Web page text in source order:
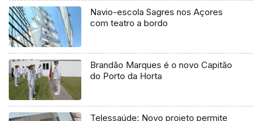
Navio-escola Sagres nos Açores
com teatro a bordo
Brandão Marques é o novo Capitão
do Porto da Horta
Telessaúde: Novo projeto permite